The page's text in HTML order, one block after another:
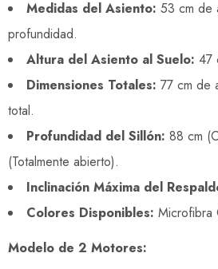
Medidas del Asiento: 53 cm de
profundidad.
Altura del Asiento al Suelo: 47
Dimensiones Totales: 77 cm de
total.
Profundidad del Sillón: 88 cm
(Totalmente abierto).
Inclinación Máxima del
Colores Disponibles: Microfibra
Modelo de 2 Motores: